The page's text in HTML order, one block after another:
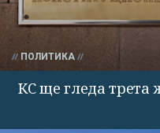
ПОЛИТИКА
КС ще гледа трета